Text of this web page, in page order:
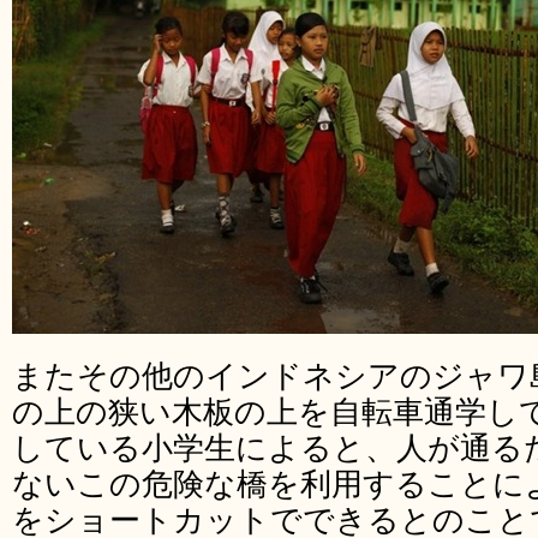
またその他のインドネシアのジャ
の上の狭い木板の上を自転車通学し
している小学生によると、人が通
ないこの危険な橋を利用することに
をショートカットでできるとのこと